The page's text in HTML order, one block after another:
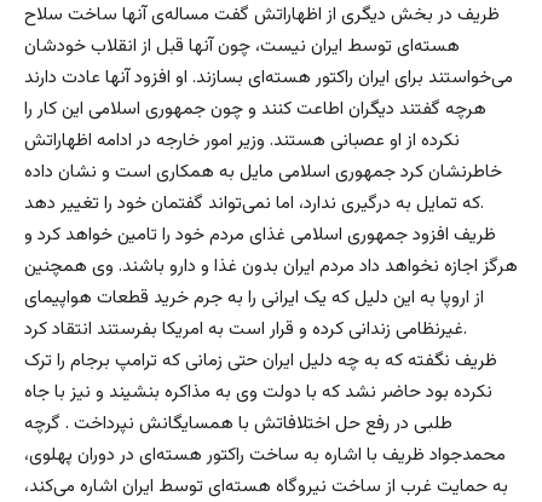
ظریف در بخش دیگری از اظهاراتش گفت مساله‌ی آنها ساخت سلاح
هسته‌ای توسط ایران نیست، چون آنها قبل از انقلاب خودشان
می‌خواستند برای ایران راکتور هسته‌ای بسازند. او افزود آنها عادت دارند
هرچه گفتند دیگران اطاعت کنند و چون جمهوری اسلامی این کار را
نکرده از او عصبانی هستند. وزیر امور خارجه در ادامه اظهاراتش
خاطرنشان کرد جمهوری اسلامی مایل به همکاری است و نشان داده
که تمایل به درگیری ندارد، اما نمی‌تواند گفتمان خود را تغییر دهد.
ظریف افزود جمهوری اسلامی غذای مردم خود را تامین خواهد کرد و
هرگز اجازه نخواهد داد مردم ایران بدون غذا و دارو باشند. وی همچنین
از اروپا به این دلیل که یک ایرانی را به جرم خرید قطعات هواپیمای
غیرنظامی زندانی کرده و قرار است به امریکا بفرستند انتقاد کرد.
ظریف نگفته که به چه دلیل ایران حتی زمانی که ترامپ برجام را ترک
نکرده بود حاضر نشد که با دولت وی به مذاکره بنشیند و نیز با جاه
طلبی در رفع حل اختلافاتش با همسایگانش نپرداخت . گرچه
محمدجواد ظریف با اشاره به ساخت راکتور هسته‌ای در دوران پهلوی،
به حمایت غرب از ساخت نیروگاه هسته‌ای توسط ایران اشاره می‌کند،